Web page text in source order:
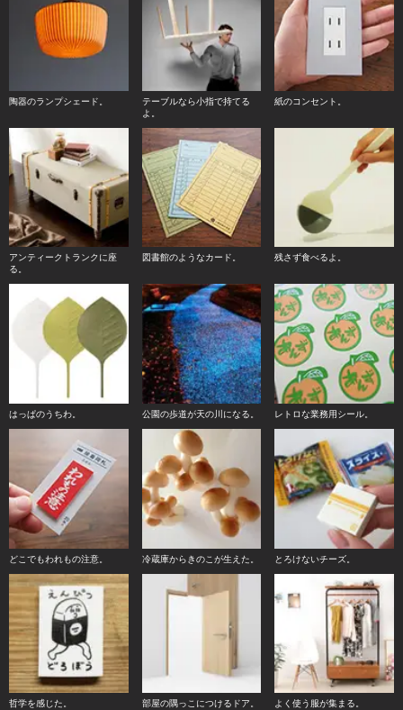
陶器のランプシェード。
テーブルなら小指で持てる
よ。
紙のコンセント。
アンティークトランクに座
る。
図書館のようなカード。 残さず食べるよ。
はっぱのうちわ。 公園の歩道が天の川になる。 レトロな業務用シール。
どこでもわれもの注意。 冷蔵庫からきのこが生えた。 とろけないチーズ。
哲学を感じた。 部屋の隅っこにつけるドア。 よく使う服が集まる。